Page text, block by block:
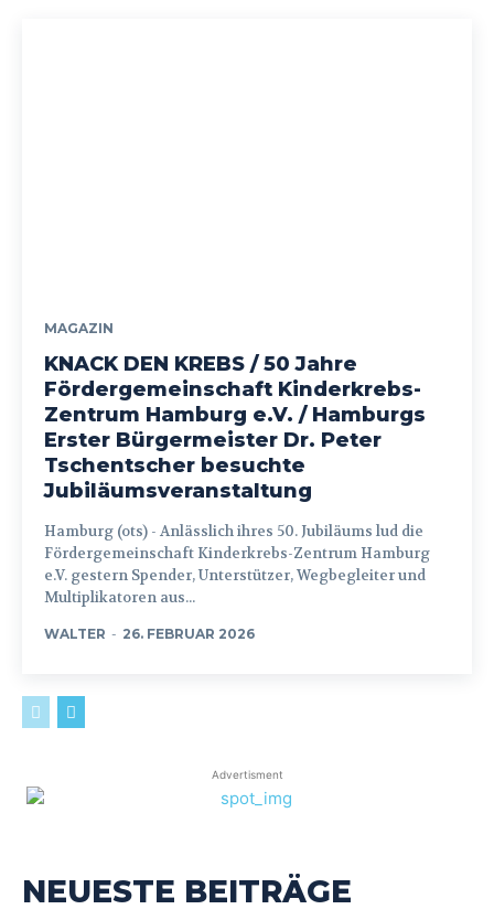
MAGAZIN
KNACK DEN KREBS / 50 Jahre
Fördergemeinschaft Kinderkrebs-
Zentrum Hamburg e.V. / Hamburgs
Erster Bürgermeister Dr. Peter
Tschentscher besuchte
Jubiläumsveranstaltung
Hamburg (ots) - Anlässlich ihres 50. Jubiläums lud die
Fördergemeinschaft Kinderkrebs-Zentrum Hamburg
e.V. gestern Spender, Unterstützer, Wegbegleiter und
Multiplikatoren aus...
WALTER - 26. FEBRUAR 2026
Advertisment
NEUESTE BEITRÄGE